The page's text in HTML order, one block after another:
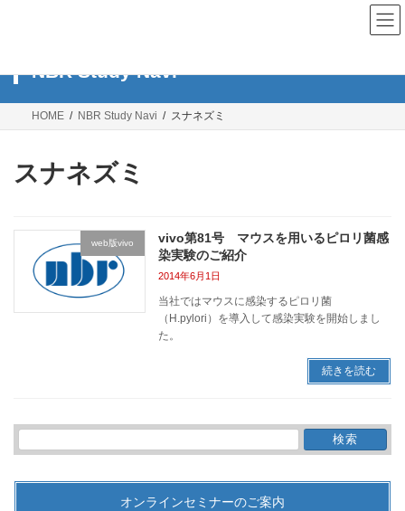
ツ
ス
シ
ン
NBR Study Navi
HOME NBR Study Navi スナネズミ
スナネズミ
web版vivo
vivo第81号 マウスを用いるピロリ菌感
染実験のご紹介
2014年6月1日
当社ではマウスに感染するピロリ菌
（H.pylori）を導入して感染実験を開始しまし
た。
続きを読む
検
索:
オンラインセミナーのご案内